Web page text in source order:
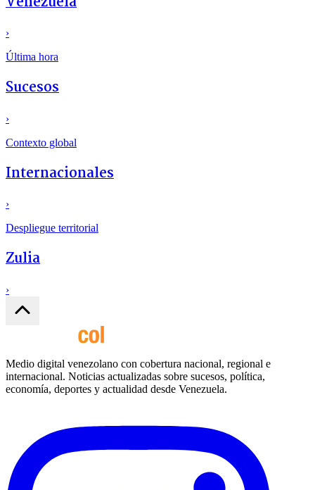
›
Última hora
Sucesos
›
Contexto global
Internacionales
›
Despliegue territorial
Zulia
›
Medio digital venezolano con cobertura nacional, regional e
internacional. Noticias actualizadas sobre sucesos, política,
economía, deportes y actualidad desde Venezuela.